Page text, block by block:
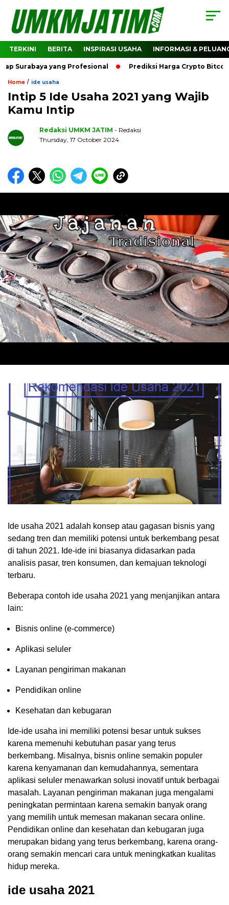
TERKINI BERITA INSPIRASI USAHA INFORMASI &
yang Profesional Prediksi Harga Crypto Bitcoin:
Home / ide usaha
Intip 5 Ide Usaha 2021 yang Wajib
Kamu Intip
Redaksi UMKM JATIM - Redaksi
Thursday, 17 October 2024
Ide usaha 2021 adalah konsep atau gagasan bisnis yang
sedang tren dan memiliki potensi untuk berkembang pesat
di tahun 2021. Ide-ide ini biasanya didasarkan pada
analisis pasar, tren konsumen, dan kemajuan teknologi
terbaru.
Beberapa contoh ide usaha 2021 yang menjanjikan antara
lain:
Bisnis online (e-commerce)
Aplikasi seluler
Layanan pengiriman makanan
Pendidikan online
Kesehatan dan kebugaran
Ide-ide usaha ini memiliki potensi besar untuk sukses
karena memenuhi kebutuhan pasar yang terus
berkembang. Misalnya, bisnis online semakin populer
karena kenyamanan dan kemudahannya, sementara
aplikasi seluler menawarkan solusi inovatif untuk berbagai
masalah. Layanan pengiriman makanan juga mengalami
peningkatan permintaan karena semakin banyak orang
yang memilih untuk memesan makanan secara online.
Pendidikan online dan kesehatan dan kebugaran juga
merupakan bidang yang terus berkembang, karena orang-
orang semakin mencari cara untuk meningkatkan kualitas
hidup mereka.
ide usaha 2021